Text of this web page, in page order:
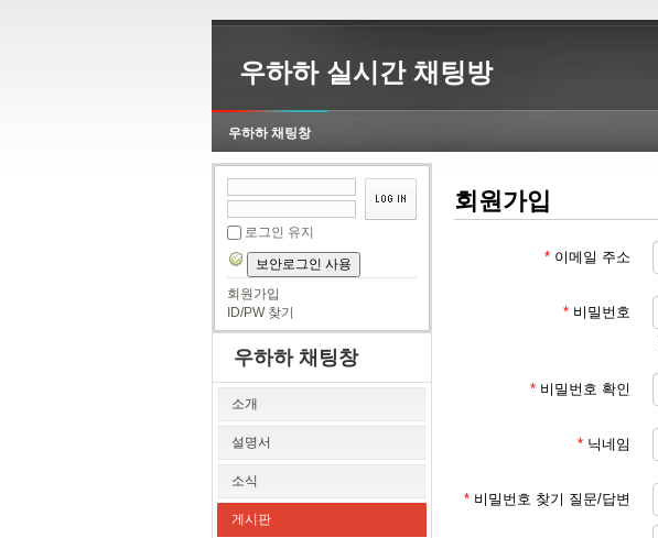
우하하 실시간 채팅방
우하하 채팅창
로그인 유지
보안로그인 사용
회원가입
ID/PW 찾기
우하하 채팅창
소개
설명서
소식
게시판
회원가입
* 이메일 주소
* 비밀번호
* 비밀번호 확인
* 닉네임
* 비밀번호 찾기 질문/답변